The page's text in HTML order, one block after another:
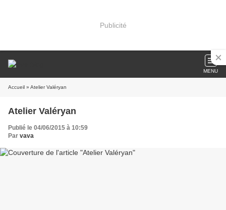
Publicité
MENU
Accueil » Atelier Valéryan
Atelier Valéryan
Publié le 04/06/2015 à 10:59
Par vava